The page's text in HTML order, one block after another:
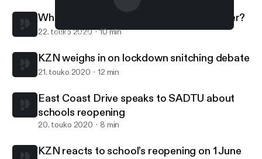
East Coast Drive speaks to J'Something from Mi Casa…
What is your most embarrassing injury ever?
22. touko 2020 10 min
KZN weighs in on lockdown snitching debate
21. touko 2020 12 min
East Coast Drive speaks to SADTU about
schools reopening
20. touko 2020 8 min
KZN reacts to school’s reopening on 1 June